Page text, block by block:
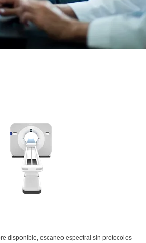
disponible, escaneo espectral sin protocolos